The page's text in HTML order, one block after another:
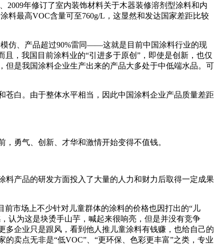
2009年修订了室内装饰材料关于木器装修溶剂型涂料和内
料最高VOC含量可至760g/L，这显然和发达国家差距比较
仿、产品超过90%雷同——这就是目前中国涂料行业的现
，我国目前涂料业的“引进多于原创”，即使是创新，也仅
是我国涂料企业生产出来的产品大多处于中低端水品。可
白。由于整体水平相当，因此中国涂料企业产品质量差距
勇气、创新、才华和激情开始变得不值钱。
产品的研发方面投入了大量的人力和财力后取得一定成果
市场上不少针对儿童群体的涂料的价格也因打出的“儿
认为这是块烫手山芋，喊起来很响亮，但是并没有竞争
企业只是跟风，看到他人推儿童涂料有钱赚，也给自己的
卖点无非是“低VOC”、“更环保、色彩更丰富”之类，专业